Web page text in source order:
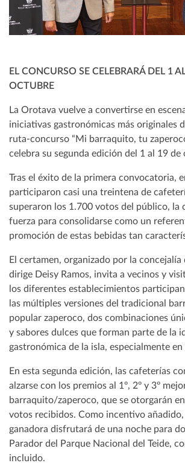
EL CONCURSO SE CELEBRARÁ DEL 1
OCTUBRE
La Orotava vuelve a convertirse en
iniciativas gastronómicas más originales
ruta-concurso “Mi barraquito, tu
celebra su segunda edición del 1 al 19 de
Tras el éxito de la primera convocatoria,
participaron casi una treintena de
superaron los 1.700 votos del público, la
fuerza para consolidarse como un
promoción de estas bebidas tan
El certamen, organizado por la
dirige Deisy Ramos, invita a vecinos y
los diferentes establecimientos
las múltiples versiones del tradicional
popular zaperoco, dos combinaciones
y sabores dulces que forman parte de la
gastronómica de la isla, especialmente
En esta segunda edición, las cafeterías
alzarse con los premios al 1º, 2º y 3º
barraquito/zaperoco, que se otorgarán
votos recibidos. Como incentivo
ganadora disfrutará de una noche para
Parador del Parque Nacional del Teide,
incluido.